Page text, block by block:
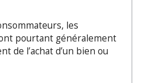
les
pourtant généralement
de l’achat d’un bien ou